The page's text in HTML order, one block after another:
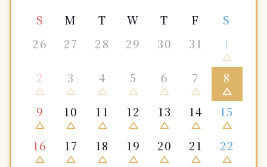
S
M T W T F
S
26
27 28 29 30 31 1
change_history
2
change_history
3
change_history
4
change_history
5
change_history
6
change_history
7
change_history
8
change_history
9
change_history
10
change_history
11
change_history
12
change_history
13
change_history
14
change_history
15
change_history
16
change_history
17
change_history
18
change_history
19
change_history
20
change_history
21
change_history
22
change_history